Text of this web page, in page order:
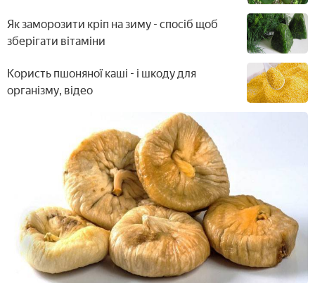
Як заморозити кріп на зиму - спосіб щоб
зберігати вітаміни
Користь пшоняної каші - і шкоду для
організму, відео